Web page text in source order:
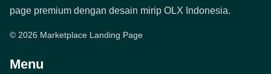
page premium dengan desain mirip OLX Indonesia.
© 2026 Marketplace Landing Page
Menu